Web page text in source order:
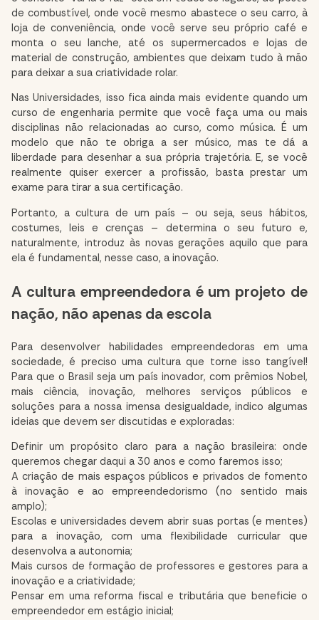
de combustível, onde você mesmo abastece o seu carro, à
loja de conveniência, onde você serve seu próprio café e
monta o seu lanche, até os supermercados e lojas de
material de construção, ambientes que deixam tudo à mão
para deixar a sua criatividade rolar.
Nas Universidades, isso fica ainda mais evidente quando um
curso de engenharia permite que você faça uma ou mais
disciplinas não relacionadas ao curso, como música. É um
modelo que não te obriga a ser músico, mas te dá a
liberdade para desenhar a sua própria trajetória. E, se você
realmente quiser exercer a profissão, basta prestar um
exame para tirar a sua certificação.
Portanto, a cultura de um país – ou seja, seus hábitos,
costumes, leis e crenças – determina o seu futuro e,
naturalmente, introduz às novas gerações aquilo que para
ela é fundamental, nesse caso, a inovação.
A cultura empreendedora é um projeto de
nação, não apenas da escola
Para desenvolver habilidades empreendedoras em uma
sociedade, é preciso uma cultura que torne isso tangível!
Para que o Brasil seja um país inovador, com prêmios Nobel,
mais ciência, inovação, melhores serviços públicos e
soluções para a nossa imensa desigualdade, indico algumas
ideias que devem ser discutidas e exploradas:
Definir um propósito claro para a nação brasileira: onde
queremos chegar daqui a 30 anos e como faremos isso;
A criação de mais espaços públicos e privados de fomento
à inovação e ao empreendedorismo (no sentido mais
amplo);
Escolas e universidades devem abrir suas portas (e mentes)
para a inovação, com uma flexibilidade curricular que
desenvolva a autonomia;
Mais cursos de formação de professores e gestores para a
inovação e a criatividade;
Pensar em uma reforma fiscal e tributária que beneficie o
empreendedor em estágio inicial;